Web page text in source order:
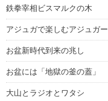
鉄拳宰相ビスマルクの木
アジュガで楽しむアジュガ
お盆新時代到来の兆し
お盆には「地獄の釜の蓋」
大山とラジオとワタシ